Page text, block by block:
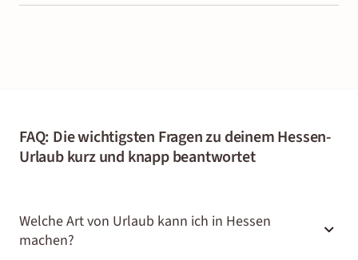
FAQ: Die wichtigsten Fragen zu deinem Hessen-
Urlaub kurz und knapp beantwortet
Welche Art von Urlaub kann ich in Hessen
machen?